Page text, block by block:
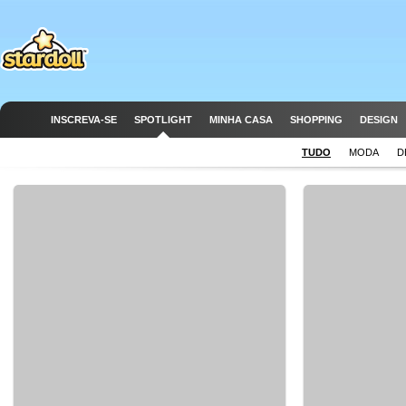
INSCREVA-SE SPOTLIGHT MINHA CASA SHOPPING DESIGN
TUDO MODA